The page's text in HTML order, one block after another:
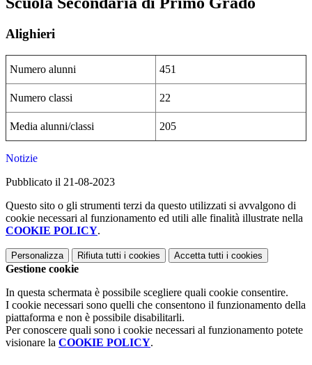
Alighieri
Numero alunni 451
Numero classi 22
Media alunni/classi 205
Notizie
Pubblicato il 21-08-2023
Questo sito o gli strumenti terzi da questo utilizzati si avvalgono di
cookie necessari al funzionamento ed utili alle finalità illustrate nella
COOKIE POLICY.
Personalizza Rifiuta tutti i cookies Accetta tutti i cookies
Gestione cookie
In questa schermata è possibile scegliere quali cookie consentire.
I cookie necessari sono quelli che consentono il funzionamento della
piattaforma e non è possibile disabilitarli.
Per conoscere quali sono i cookie necessari al funzionamento potete
visionare la COOKIE POLICY.